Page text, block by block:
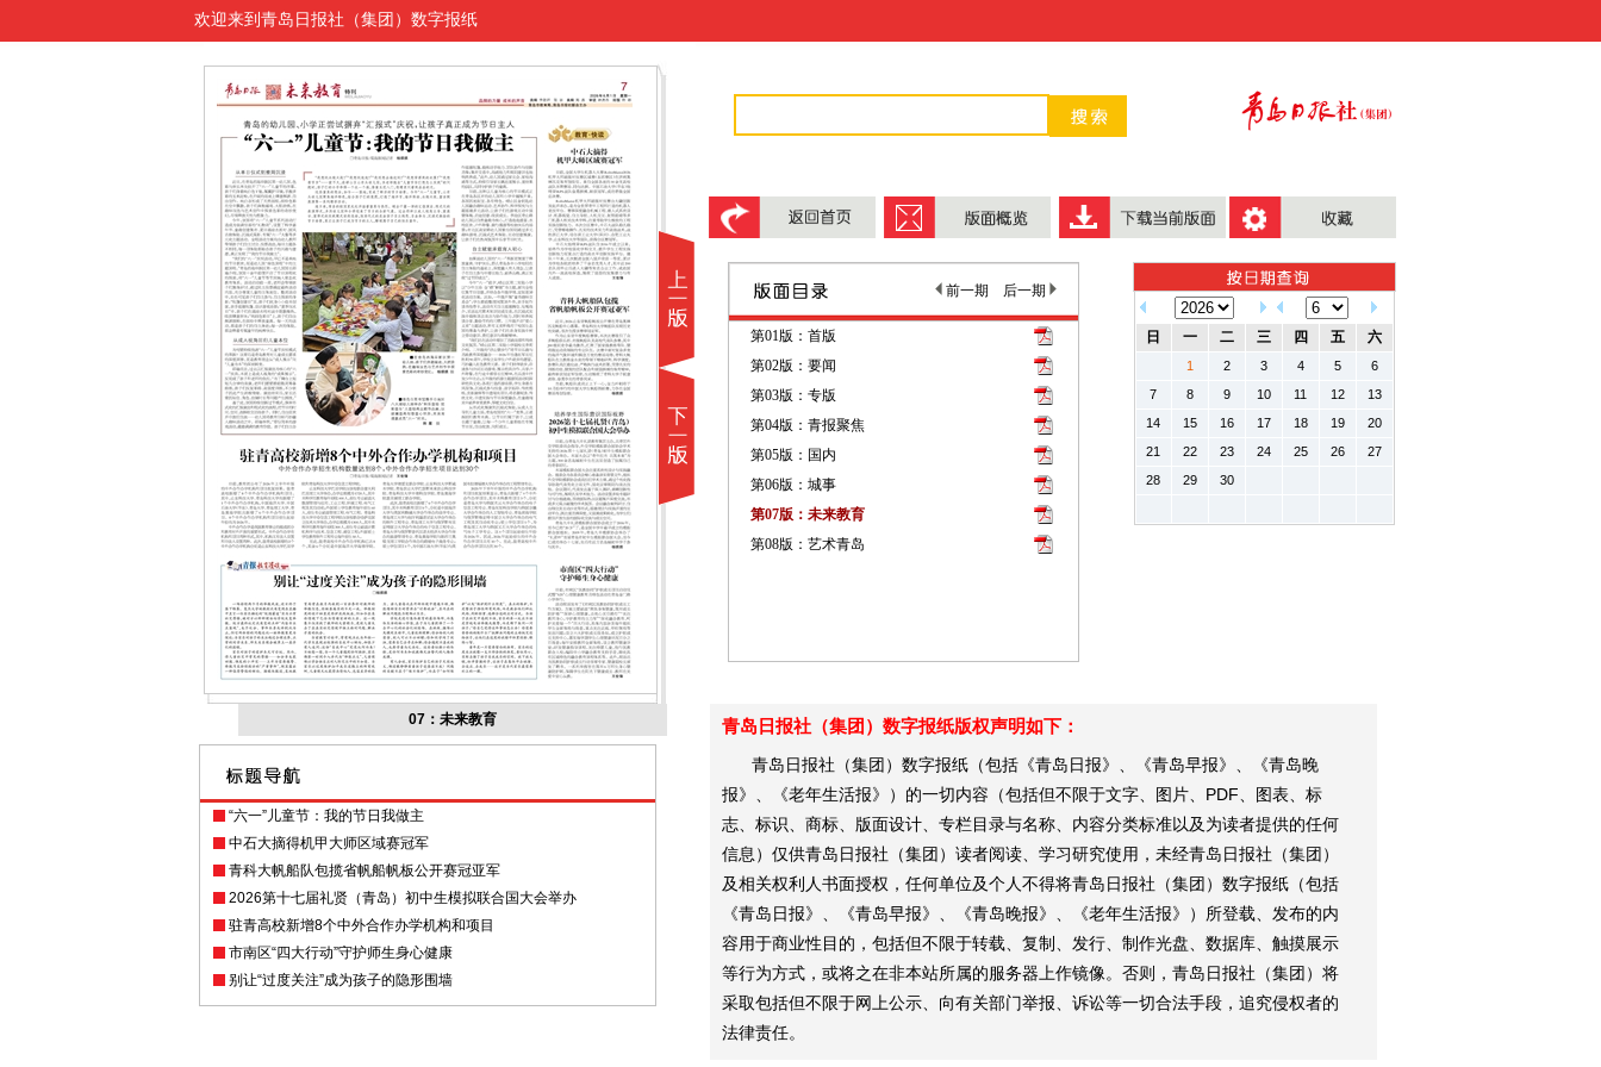
欢迎来到青岛日报社（集团）数字报纸
07：未来教育
“六一”儿童节：我的节日我做主
中石大摘得机甲大师区域赛冠军
青科大帆船队包揽省帆船帆板公开赛冠亚军
2026第十七届礼贤（青岛）初中生模拟联合国大会举办
驻青高校新增8个中外合作办学机构和项目
市南区“四大行动”守护师生身心健康
别让“过度关注”成为孩子的隐形围墙
前一期 后一期
第01版：首版
第02版：要闻
第03版：专版
第04版：青报聚焦
第05版：国内
第06版：城事
第07版：未来教育
第08版：艺术青岛
日 一 二 三 四 五 六
1 2 3 4 5
6
7
8 9 10 11 12
13
14
15 16 17 18 19
20
21
22 23 24 25 26
27
28
29 30
青岛日报社（集团）数字报纸版权声明如下：
青岛日报社（集团）数字报纸（包括《青岛日报》、《青岛早报》、《青岛晚
报》、《老年生活报》）的一切内容（包括但不限于文字、图片、PDF、图表、标
志、标识、商标、版面设计、专栏目录与名称、内容分类标准以及为读者提供的任何
信息）仅供青岛日报社（集团）读者阅读、学习研究使用，未经青岛日报社（集团）
及相关权利人书面授权，任何单位及个人不得将青岛日报社（集团）数字报纸（包括
《青岛日报》、《青岛早报》、《青岛晚报》、《老年生活报》）所登载、发布的内
容用于商业性目的，包括但不限于转载、复制、发行、制作光盘、数据库、触摸展示
等行为方式，或将之在非本站所属的服务器上作镜像。否则，青岛日报社（集团）将
采取包括但不限于网上公示、向有关部门举报、诉讼等一切合法手段，追究侵权者的
法律责任。